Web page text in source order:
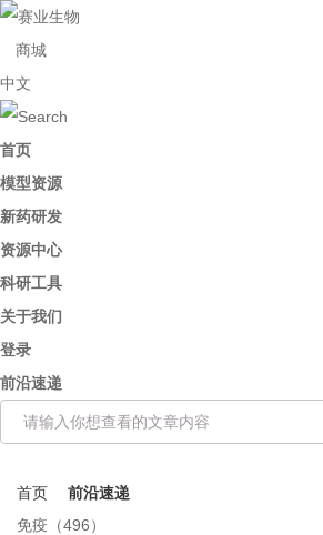
商城
中文
首页
模型资源
新药研发
资源中心
科研工具
关于我们
登录
前沿速递
首页
前沿速递
免疫（496）